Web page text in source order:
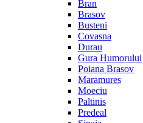
Bran
Brasov
Busteni
Covasna
Durau
Gura Humorului
Poiana Brasov
Maramures
Moeciu
Paltinis
Predeal